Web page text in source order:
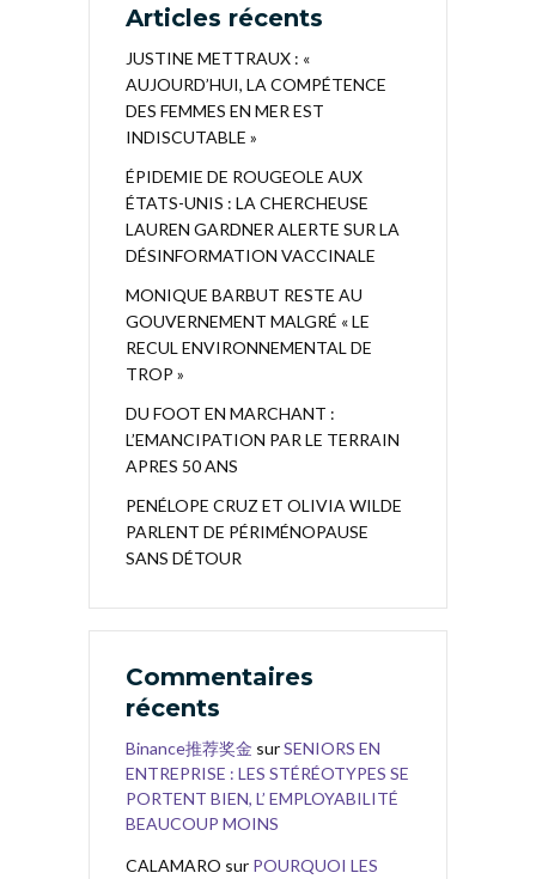
Articles récents
JUSTINE METTRAUX : «
AUJOURD’HUI, LA COMPÉTENCE
DES FEMMES EN MER EST
INDISCUTABLE »
ÉPIDEMIE DE ROUGEOLE AUX
ÉTATS-UNIS : LA CHERCHEUSE
LAUREN GARDNER ALERTE SUR LA
DÉSINFORMATION VACCINALE
MONIQUE BARBUT RESTE AU
GOUVERNEMENT MALGRÉ « LE
RECUL ENVIRONNEMENTAL DE
TROP »
DU FOOT EN MARCHANT :
L’EMANCIPATION PAR LE TERRAIN
APRES 50 ANS
PENÉLOPE CRUZ ET OLIVIA WILDE
PARLENT DE PÉRIMÉNOPAUSE
SANS DÉTOUR
Commentaires
récents
Binance推荐奖金 surSENIORS EN
ENTREPRISE : LES STÉRÉOTYPES SE
PORTENT BIEN, L’ EMPLOYABILITÉ
BEAUCOUP MOINS
CALAMARO sur POURQUOI LES